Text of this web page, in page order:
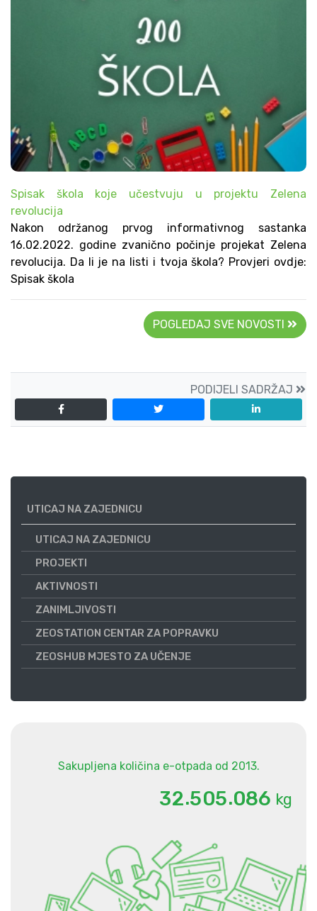
Spisak škola koje učestvuju u projektu Zelena
revolucija
Nakon održanog prvog informativnog sastanka
16.02.2022. godine zvanično počinje projekat Zelena
revolucija. Da li je na listi i tvoja škola? Provjeri ovdje:
Spisak škola
POGLEDAJ SVE NOVOSTI
PODIJELI SADRŽAJ
UTICAJ NA ZAJEDNICU
UTICAJ NA ZAJEDNICU
PROJEKTI
AKTIVNOSTI
ZANIMLJIVOSTI
ZEOSTATION CENTAR ZA POPRAVKU
ZEOSHUB MJESTO ZA UČENJE
Sakupljena količina e-otpada od 2013.
32.505.086 kg